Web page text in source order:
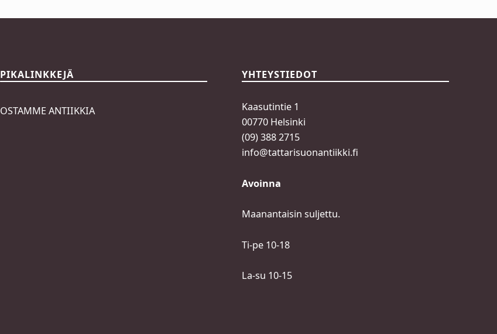
PIKALINKKEJÄ
OSTAMME ANTIIKKIA
YHTEYSTIEDOT
Kaasutintie 1
00770 Helsinki
(09) 388 2715
info@tattarisuonantiikki.fi
Avoinna
Maanantaisin suljettu.
Ti-pe 10-18
La-su 10-15